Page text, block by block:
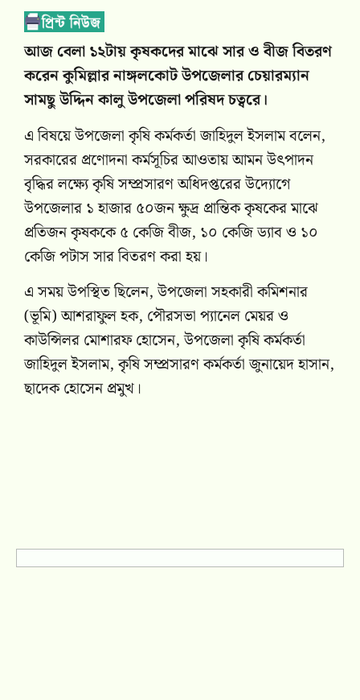
আজ বেলা ১২টায় কৃষকদের মাঝে সার ও বীজ বিতরণ
করেন কুমিল্লার নাঙ্গলকোট উপজেলার চেয়ারম্যান
সামছু উদ্দিন কালু উপজেলা পরিষদ চত্বরে।
এ বিষয়ে উপজেলা কৃষি কর্মকর্তা জাহিদুল ইসলাম বলেন,
সরকারের প্রণোদনা কর্মসূচির আওতায় আমন উৎপাদন
বৃদ্ধির লক্ষ্যে কৃষি সম্প্রসারণ অধিদপ্তরের উদ্যোগে
উপজেলার ১ হাজার ৫০জন ক্ষুদ্র প্রান্তিক কৃষকের মাঝে
প্রতিজন কৃষককে ৫ কেজি বীজ, ১০ কেজি ড্যাব ও ১০
কেজি পটাস সার বিতরণ করা হয়।
এ সময় উপস্থিত ছিলেন, উপজেলা সহকারী কমিশনার
(ভূমি) আশরাফুল হক, পৌরসভা প্যানেল মেয়র ও
কাউন্সিলর মোশারফ হোসেন, উপজেলা কৃষি কর্মকর্তা
জাহিদুল ইসলাম, কৃষি সম্প্রসারণ কর্মকর্তা জুনায়েদ হাসান,
ছাদেক হোসেন প্রমুখ।